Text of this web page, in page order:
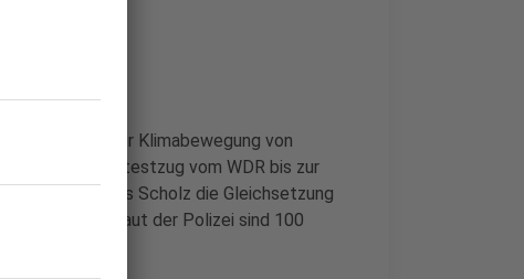
mit der Klimabewegung von
ist ein Protestzug vom WDR bis zur
dorfdern, dass Scholz die Gleichsetzung
. Laut der Polizei sind 100